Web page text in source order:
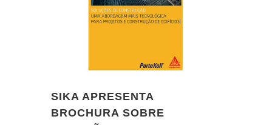
SIKA APRESENTA
BROCHURA SOBRE